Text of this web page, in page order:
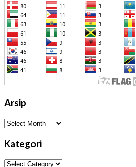
Arsip
Arsip
Kategori
Kategori